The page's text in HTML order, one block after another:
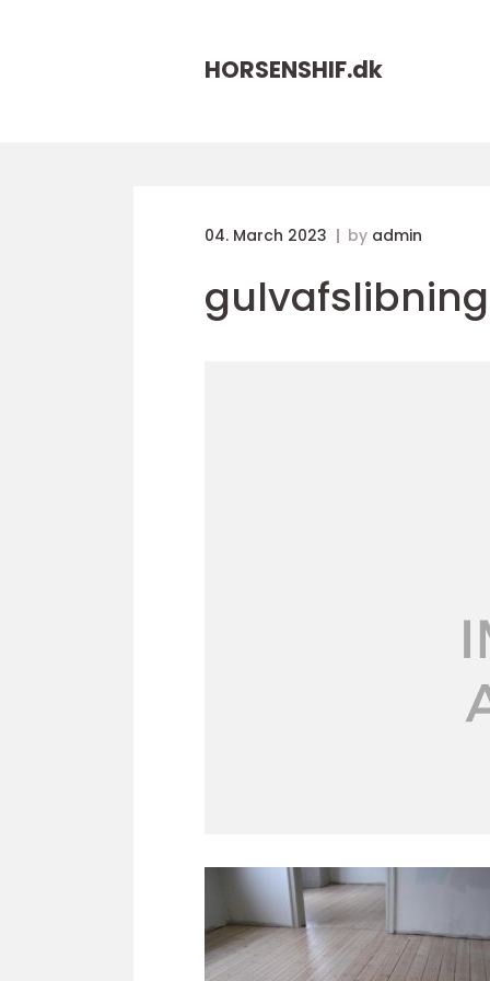
HORSENSHIF.dk
04. March 2023 by admin
gulvafslibning